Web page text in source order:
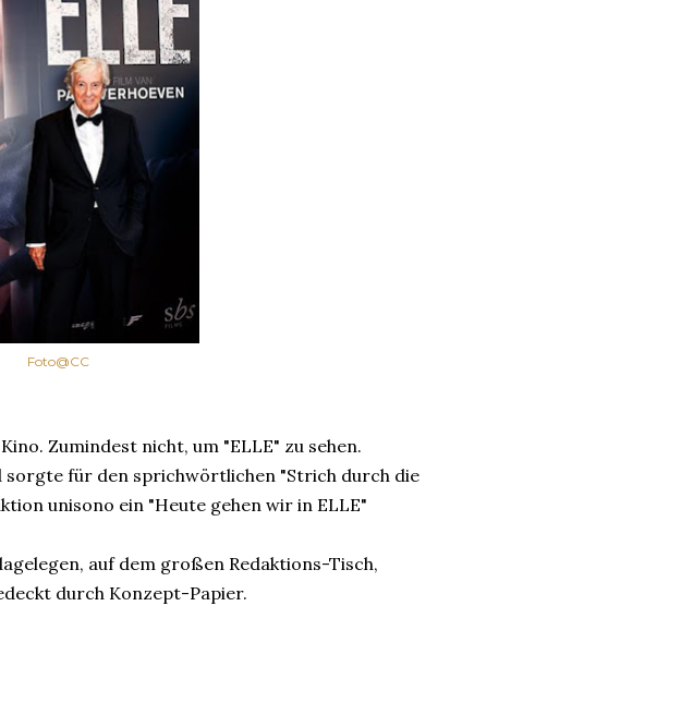
Foto@CC
Zumindest nicht, um "ELLE" zu sehen.
für den sprichwörtlichen "Strich durch die
unisono ein "Heute gehen wir in ELLE"
auf dem großen Redaktions-Tisch,
durch Konzept-Papier.